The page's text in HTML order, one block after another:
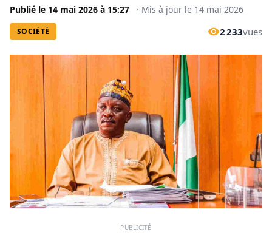
Publié le 14 mai 2026 à 15:27 · Mis à jour le 14 mai 2026
SOCIÉTÉ 2 233vues
PUBLICITÉ